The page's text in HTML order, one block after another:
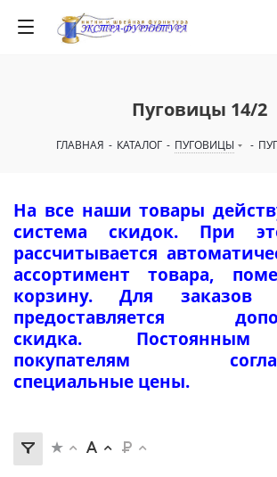
Пуговицы 14/2
ГЛАВНАЯ - КАТАЛОГ - ПУГОВИЦЫ -
На все наши товары
система скидок. При
рассчитывается
ассортимент товара,
корзину. Для заказов
предоставляется
скидка.
покупателям
специальные цены.